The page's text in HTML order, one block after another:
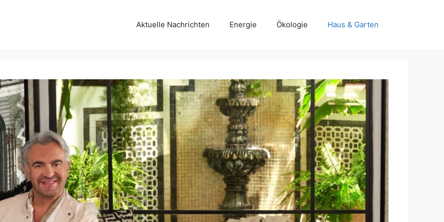
Aktuelle Nachrichten Energie Ökologie Haus & Garten